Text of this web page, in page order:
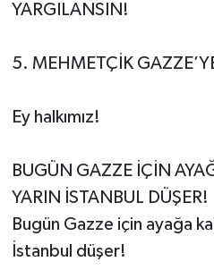
YARGILANSIN!
5. MEHMETÇİK
Ey halkımız!
BUGÜN GAZZE İÇİN
YARIN İSTANBUL DÜŞER!
Bugün Gazze için ayağa
İstanbul düşer!